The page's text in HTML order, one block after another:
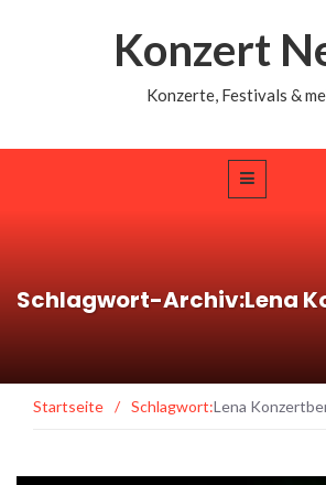
Konzert
Konzerte, Festivals &
Schlagwort-Archiv:Lena
Startseite / Schlagwort:Lena